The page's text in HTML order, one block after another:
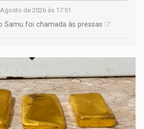
de 2026 às 17:51
Samu foi chamada às pressas